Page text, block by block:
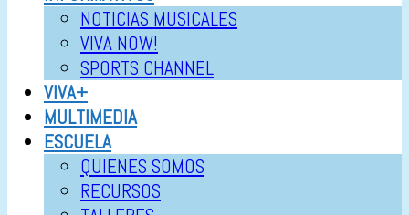
NOTICIAS MUSICALES
VIVA NOW!
SPORTS CHANNEL
VIVA+
MULTIMEDIA
ESCUELA
QUIENES SOMOS
RECURSOS